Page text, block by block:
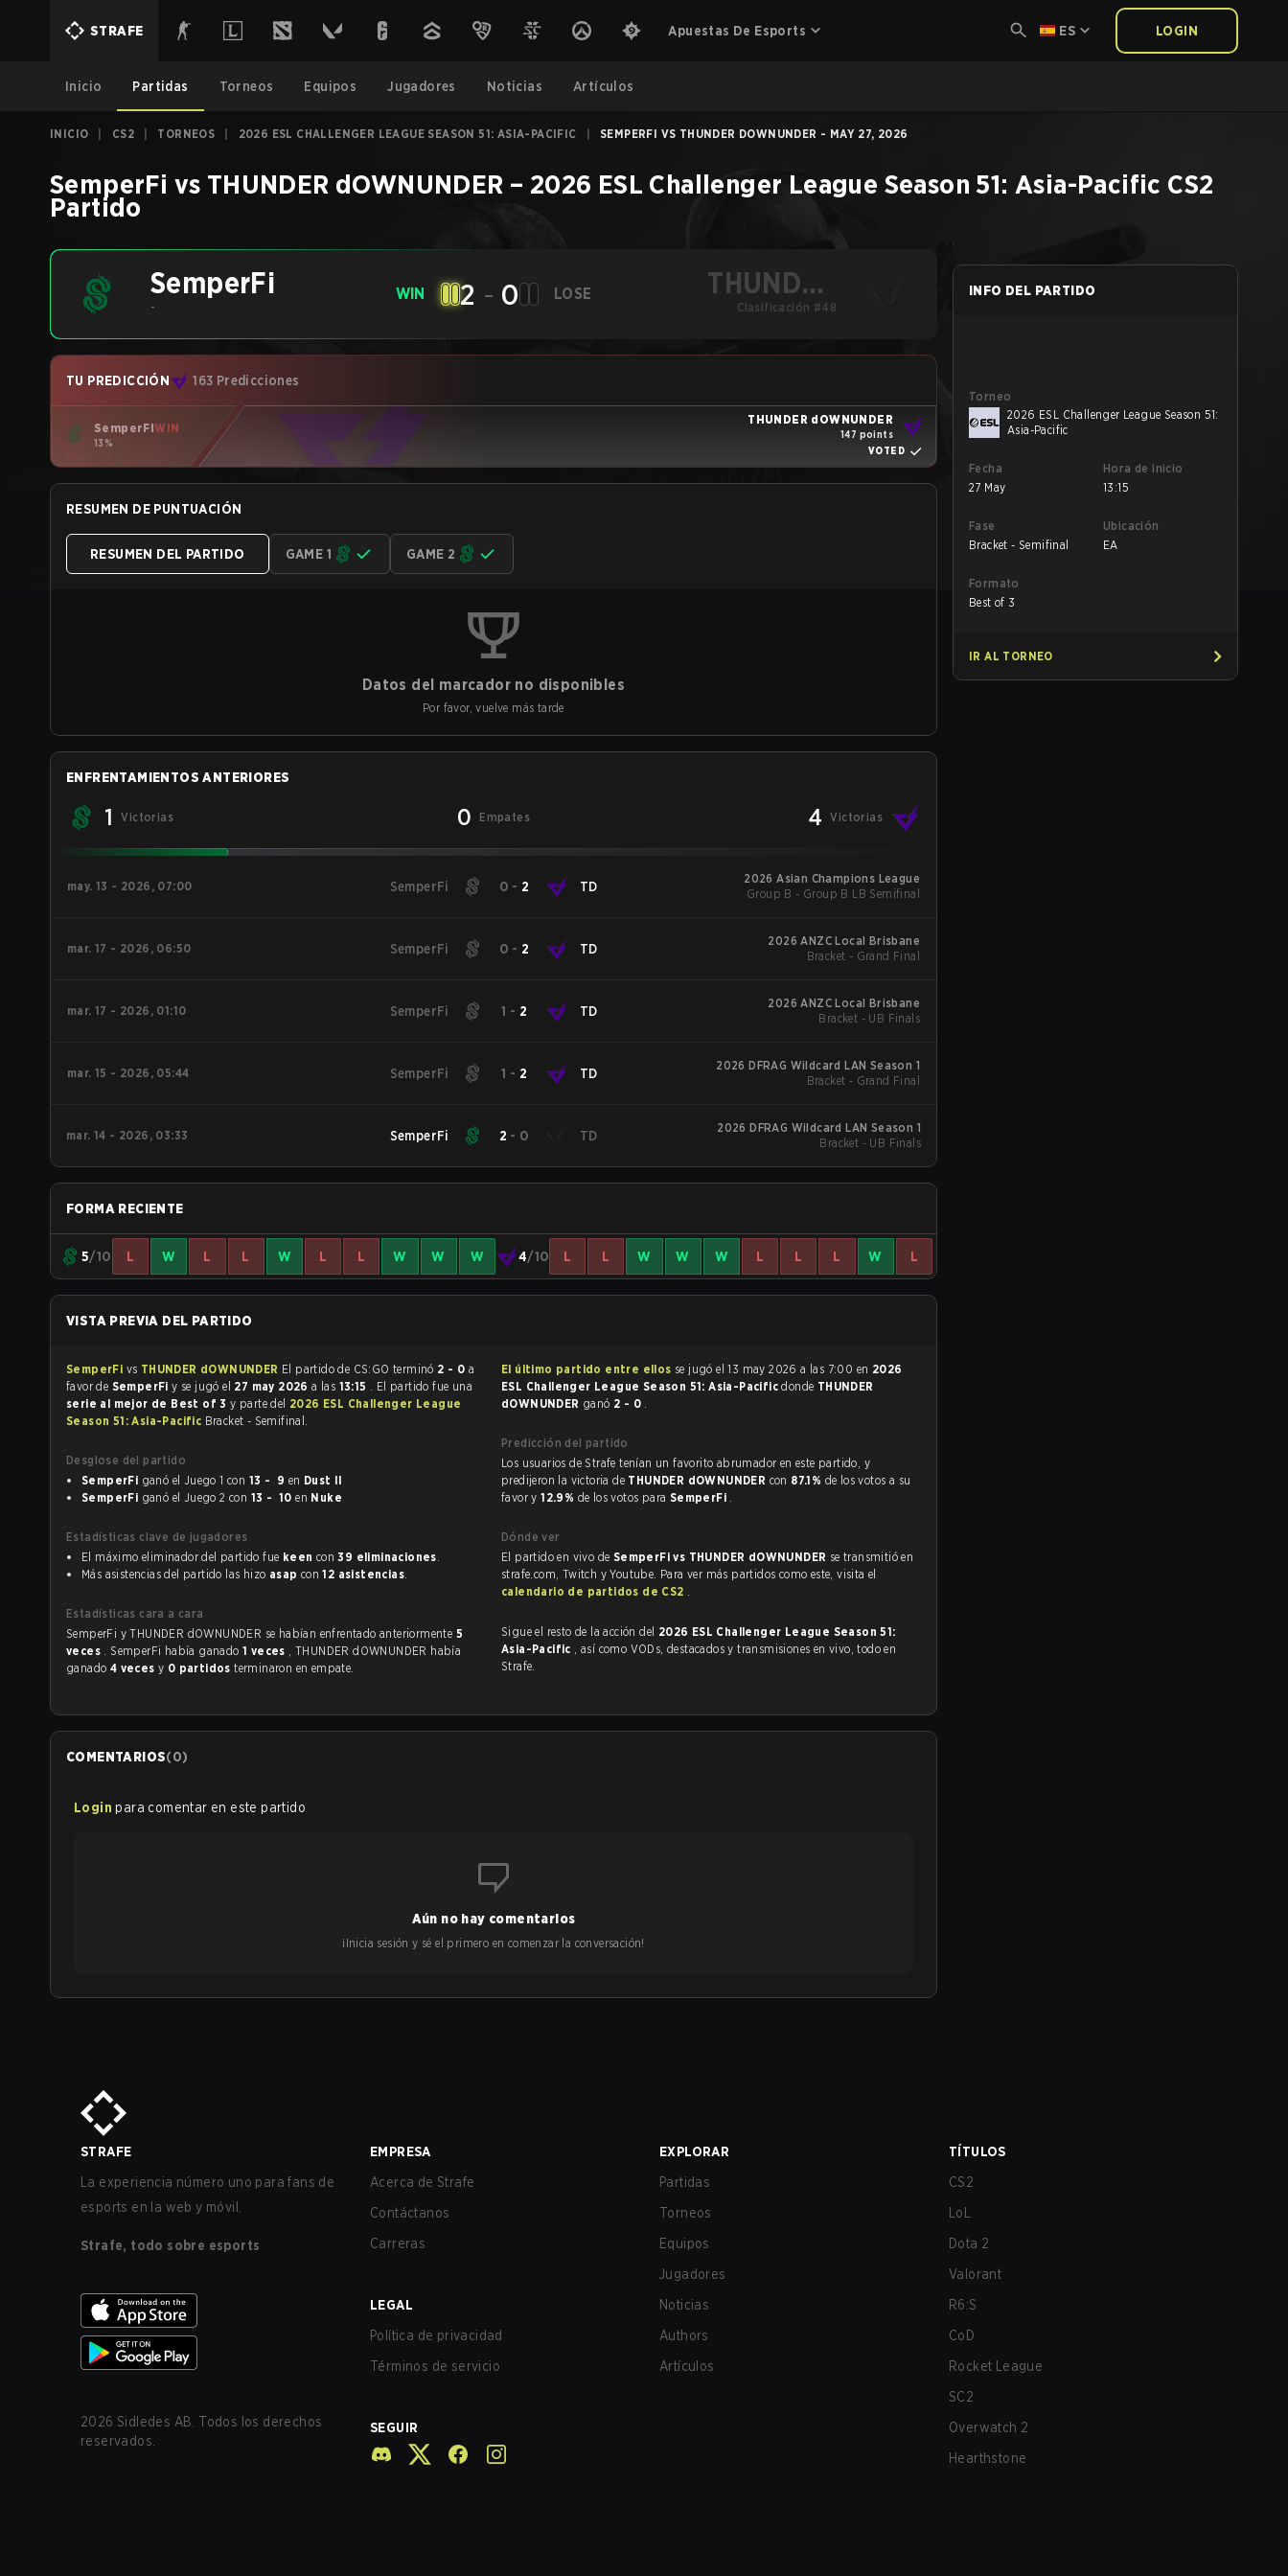
STRAFE Apuestas De Esports ES LOGIN
Inicio Partidas Torneos Equipos Jugadores Noticias Artículos
INICIO CS2 TORNEOS 2026 ESL CHALLENGER LEAGUE SEASON 51: ASIA-PACIFIC SEMPERFI VS THUNDER DOWNUNDER - MAY 27, 2026
SemperFi vs THUNDER dOWNUNDER – 2026 ESL Challenger League Season 51: Asia-Pacific CS2
Partido
SemperFi
-
WIN 2 - 0 LOSE
THUNDER
dOWNUNDER
Clasificación #48
TU PREDICCIÓN 163 Predicciones
SemperFiWIN
13%
THUNDER dOWNUNDER
147 points
VOTED
RESUMEN DE PUNTUACIÓN
RESUMEN DEL PARTIDO GAME 1 GAME 2
Datos del marcador no disponibles
Por favor, vuelve más tarde
ENFRENTAMIENTOS ANTERIORES
1 Victorias 0 Empates 4 Victorias
may. 13 - 2026, 07:00 SemperFi 0 - 2 TD
2026 Asian Champions League
Group B - Group B LB Semifinal
mar. 17 - 2026, 06:50 SemperFi 0 - 2 TD
2026 ANZC Local Brisbane
Bracket - Grand Final
mar. 17 - 2026, 01:10 SemperFi 1 - 2 TD
2026 ANZC Local Brisbane
Bracket - UB Finals
mar. 15 - 2026, 05:44 SemperFi 1 - 2 TD
2026 DFRAG Wildcard LAN Season 1
Bracket - Grand Final
mar. 14 - 2026, 03:33 SemperFi 2 - 0 TD
2026 DFRAG Wildcard LAN Season 1
Bracket - UB Finals
FORMA RECIENTE
5/10 L W L L W L L W W W 4/10 L L W W W L L L W L
VISTA PREVIA DEL PARTIDO
SemperFi vs THUNDER dOWNUNDER El partido de CS:GO terminó 2 - 0
favor de SemperFiy se jugó el 27 may 2026a las 13:15 . El partido fue una
serie al mejor de Best of 3y parte del 2026 ESL Challenger League
Season 51: Asia-Pacific Bracket - Semifinal.
Desglose del partido
SemperFi
ganó el Juego 1 con 13 - 9 en Dust II
SemperFi
ganó el Juego 2 con 13 - 10 en Nuke
Estadísticas clave de jugadores
El máximo eliminador del partido fue keen con39 eliminaciones.
Más asistencias del partido las hizo asap con12 asistencias.
Estadísticas cara a cara
SemperFi y THUNDER dOWNUNDER se habían enfrentado anteriormente 5
veces . SemperFi había ganado 1 veces , THUNDER dOWNUNDER había
ganado 4 veces y 0 partidosterminaron en empate.
El último partido entre ellos se jugó el 13 may 2026 a las 7:00 en 2026
ESL Challenger League Season 51: Asia-Pacificdonde THUNDER
dOWNUNDER ganó 2 - 0 .
Predicción del partido
Los usuarios de Strafe tenían un favorito abrumador en este partido, y
predijeron la victoria de THUNDER dOWNUNDER con 87.1% de los votos a su
favor y12.9% de los votos para SemperFi .
Dónde ver
El partido en vivo de SemperFi vs THUNDER dOWNUNDER se transmitió en
strafe.com, Twitch y Youtube. Para ver más partidos como este, visita el
calendario de partidos de CS2 .
Sigue el resto de la acción del 2026 ESL Challenger League Season 51:
Asia-Pacific , así como VODs, destacados y transmisiones en vivo, todo en
Strafe.
COMENTARIOS(0)
Login para comentar en este partido
Aún no hay comentarios
¡Inicia sesión y sé el primero en comenzar la conversación!
INFO DEL PARTIDO
Torneo
2026 ESL Challenger League Season 51:
Asia-Pacific
Fecha
27 May
Hora de inicio
13:15
Fase
Bracket - Semifinal
Ubicación
EA
Formato
Best of 3
IR AL TORNEO
STRAFE
La experiencia número uno para fans de
esports en la web y móvil.
Strafe, todo sobre esports
2026 Sidledes AB. Todos los derechos
reservados.
EMPRESA
Acerca de Strafe
Contáctanos
Carreras
LEGAL
Política de privacidad
Términos de servicio
SEGUIR
EXPLORAR
Partidas
Torneos
Equipos
Jugadores
Noticias
Authors
Artículos
TÍTULOS
CS2
LoL
Dota 2
Valorant
R6:S
CoD
Rocket League
SC2
Overwatch 2
Hearthstone